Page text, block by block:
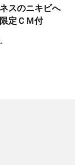
スのニキビへ
定ＣＭ付